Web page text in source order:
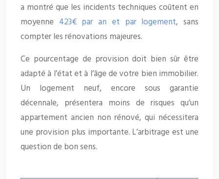
a montré que les incidents techniques coûtent en
moyenne 423€ par an et par logement, sans
compter les rénovations majeures.
Ce pourcentage de provision doit bien sûr être
adapté à l’état et à l’âge de votre bien immobilier.
Un logement neuf, encore sous garantie
décennale, présentera moins de risques qu’un
appartement ancien non rénové, qui nécessitera
une provision plus importante. L’arbitrage est une
question de bon sens.